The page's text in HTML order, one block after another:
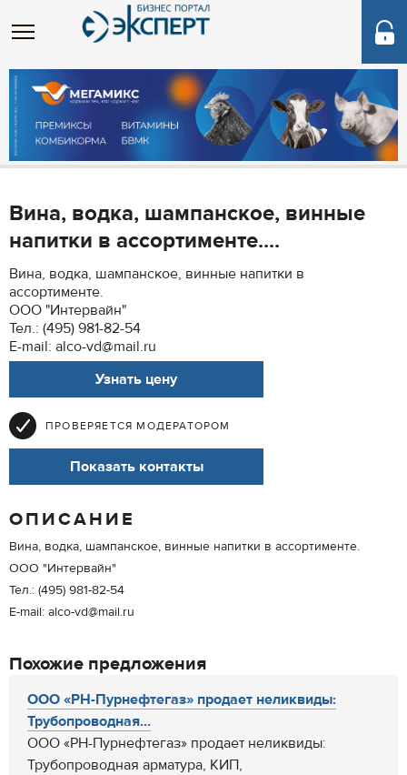
Вина, водка, шампанское, винные
напитки в ассортименте....
Вина, водка, шампанское, винные напитки в
ассортименте.
ООО "Интервайн"
Тел.: (495) 981-82-54
E-mail: alco-vd@mail.ru
Узнать цену
ПРОВЕРЯЕТСЯ МОДЕРАТОРОМ
Показать контакты
ОПИСАНИЕ
Вина, водка, шампанское, винные напитки в ассортименте.
ООО "Интервайн"
Тел.: (495) 981-82-54
E-mail: alco-vd@mail.ru
Похожие предложения
ООО «РН-Пурнефтегаз» продает неликвиды:
Трубопроводная...
ООО «РН-Пурнефтегаз» продает неликвиды:
Трубопроводная арматура, КИП,